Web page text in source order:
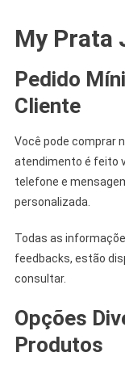
My Prata
Pedido
Cliente
Você pode comprar
atendimento é feito
telefone e
personalizada.
Todas as
feedbacks, estão
consultar.
Opções
Produtos